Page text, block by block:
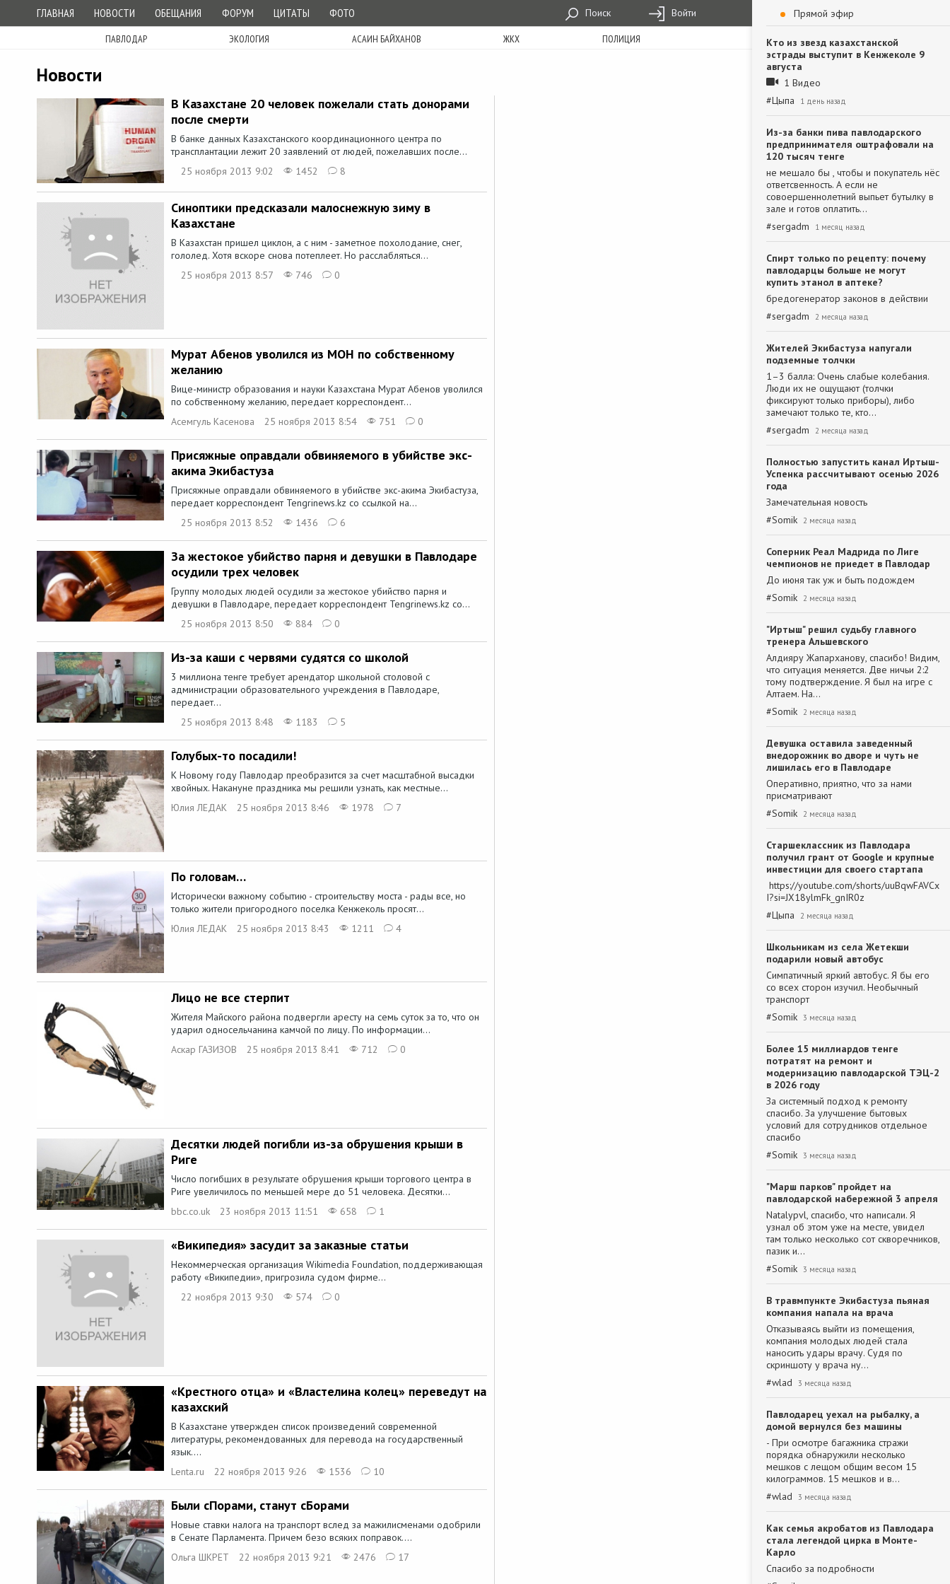
ГЛАВНАЯ НОВОСТИ ОБЕЩАНИЯ ФОРУМ ЦИТАТЫ ФОТО Поиск Войти
ПАВЛОДАР ЭКОЛОГИЯ АСАИН БАЙХАНОВ ЖКХ ПОЛИЦИЯ
Новости
В Казахстане 20 человек пожелали стать донорами
после смерти
В банке данных Казахстанского координационного центра по
трансплантации лежит 20 заявлений от людей, пожелавших после...
25 ноября 2013 9:02
1452 8
Синоптики предсказали малоснежную зиму в
Казахстане
В Казахстан пришел циклон, а с ним - заметное похолодание, снег,
гололед. Хотя вскоре снова потеплеет. Но расслабляться...
25 ноября 2013 8:57
746 0
Мурат Абенов уволился из МОН по собственному
желанию
Вице-министр образования и науки Казахстана Мурат Абенов уволился
по собственному желанию, передает корреспондент...
Асемгуль Касенова
25 ноября 2013 8:54 751 0
Присяжные оправдали обвиняемого в убийстве экс-
акима Экибастуза
Присяжные оправдали обвиняемого в убийстве экс-акима Экибастуза,
передает корреспондент Tengrinews.kz со ссылкой на...
25 ноября 2013 8:52
1436 6
За жестокое убийство парня и девушки в Павлодаре
осудили трех человек
Группу молодых людей осудили за жестокое убийство парня и
девушки в Павлодаре, передает корреспондент Tengrinews.kz со...
25 ноября 2013 8:50
884 0
Из-за каши с червями судятся со школой
3 миллиона тенге требует арендатор школьной столовой с
администрации образовательного учреждения в Павлодаре,
передает...
25 ноября 2013 8:48
1183 5
Голубых-то посадили!
К Новому году Павлодар преобразится за счет масштабной высадки
хвойных. Накануне праздника мы решили узнать, как местные...
Юлия ЛЕДАК
25 ноября 2013 8:46 1978 7
По головам…
Исторически важному событию - строительству моста - рады все, но
только жители пригородного поселка Кенжеколь просят...
Юлия ЛЕДАК
25 ноября 2013 8:43 1211 4
Лицо не все стерпит
Жителя Майского района подвергли аресту на семь суток за то, что он
ударил односельчанина камчой по лицу. По информации...
Аскар ГАЗИЗОВ
25 ноября 2013 8:41 712 0
Десятки людей погибли из-за обрушения крыши в
Риге
Число погибших в результате обрушения крыши торгового центра в
Риге увеличилось по меньшей мере до 51 человека. Десятки...
bbc.co.uk
23 ноября 2013 11:51 658 1
«Википедия» засудит за заказные статьи
Некоммерческая организация Wikimedia Foundation, поддерживающая
работу «Википедии», пригрозила судом фирме...
22 ноября 2013 9:30
574 0
«Крестного отца» и «Властелина колец» переведут на
казахский
В Казахстане утвержден список произведений современной
литературы, рекомендованных для перевода на государственный
язык....
Lenta.ru
22 ноября 2013 9:26 1536 10
Были сПорами, станут сБорами
Новые ставки налога на транспорт вслед за мажилисменами одобрили
в Сенате Парламента. Причем безо всяких поправок....
Ольга ШКРЕТ
22 ноября 2013 9:21 2476 17
Прямой эфир
Кто из звезд казахстанской
эстрады выступит в Кенжеколе 9
августа
1 Видео
#Цыпа 1 день назад
Из-за банки пива павлодарского
предпринимателя оштрафовали на
120 тысяч тенге
не мешало бы , чтобы и покупатель нёс
ответсвенность. А если не
совоершеннолетний выпьет бутылку в
зале и готов оплатить…
#sergadm 1 месяц назад
Спирт только по рецепту: почему
павлодарцы больше не могут
купить этанол в аптеке?
бредогенератор законов в действии
#sergadm 2 месяца назад
Жителей Экибастуза напугали
подземные толчки
1–3 балла: Очень слабые колебания.
Люди их не ощущают (толчки
фиксируют только приборы), либо
замечают только те, кто…
#sergadm 2 месяца назад
Полностью запустить канал Иртыш-
Успенка рассчитывают осенью 2026
года
Замечательная новость
#Somik 2 месяца назад
Соперник Реал Мадрида по Лиге
чемпионов не приедет в Павлодар
До июня так уж и быть подождем
#Somik 2 месяца назад
"Иртыш" решил судьбу главного
тренера Альшевского
Алдияру Жапарханову, спасибо! Видим,
что ситуация меняется. Две ничьи 2:2
тому подтверждение. Я был на игре с
Алтаем. На…
#Somik 2 месяца назад
Девушка оставила заведенный
внедорожник во дворе и чуть не
лишилась его в Павлодаре
Оперативно, приятно, что за нами
присматривают
#Somik 2 месяца назад
Старшеклассник из Павлодара
получил грант от Google и крупные
инвестиции для своего стартапа
https://youtube.com/shorts/uuBqwFAVCx
I?si=JX18ylmFk_gnIR0z
#Цыпа 2 месяца назад
Школьникам из села Жетекши
подарили новый автобус
Симпатичный яркий автобус. Я бы его
со всех сторон изучил. Необычный
транспорт
#Somik 3 месяца назад
Более 15 миллиардов тенге
потратят на ремонт и
модернизацию павлодарской ТЭЦ-2
в 2026 году
За системный подход к ремонту
спасибо. За улучшение бытовых
условий для сотрудников отдельное
спасибо
#Somik 3 месяца назад
"Марш парков" пройдет на
павлодарской набережной 3 апреля
Natalypvl, спасибо, что написали. Я
узнал об этом уже на месте, увидел
там только несколько сот скворечников,
пазик и…
#Somik 3 месяца назад
В травмпункте Экибастуза пьяная
компания напала на врача
Отказываясь выйти из помещения,
компания молодых людей стала
наносить удары врачу. Судя по
скриншоту у врача ну…
#wlad 3 месяца назад
Павлодарец уехал на рыбалку, а
домой вернулся без машины
- При осмотре багажника стражи
порядка обнаружили несколько
мешков с лещом общим весом 15
килограммов. 15 мешков и в…
#wlad 3 месяца назад
Как семья акробатов из Павлодара
стала легендой цирка в Монте-
Карло
Спасибо за подробности